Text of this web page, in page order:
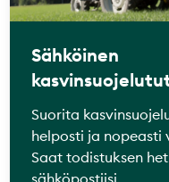
Sähköinen
Suorita
helposti ja nopeasti
Saat todistuksen
sähköpostiisi.